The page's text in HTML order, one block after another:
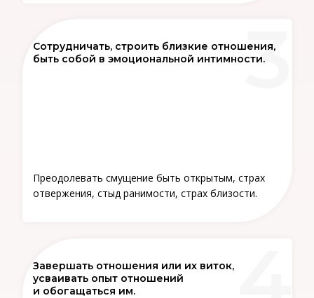
Сотрудничать, строить близкие отношения,
быть собой в эмоциональной интимности.
Преодолевать смущение быть открытым, страх
отвержения, стыд ранимости, страх близости.
Завершать отношения или их виток,
усваивать опыт отношений
и обогащаться им.